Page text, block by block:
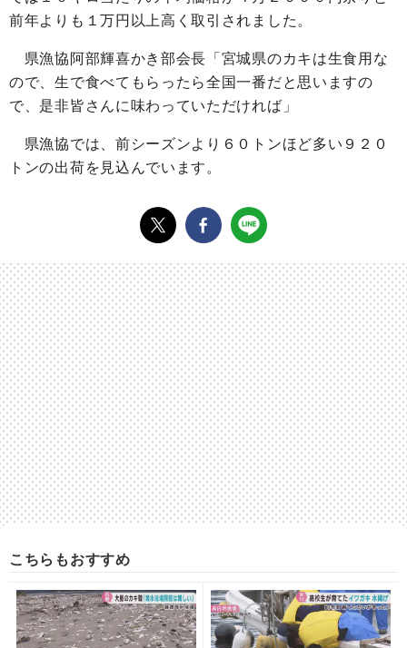
前年よりも１万円以上高く取引されました。
県漁協阿部輝喜かき部会長「宮城県のカキは生食用な
ので、生で食べてもらったら全国一番だと思いますの
で、是非皆さんに味わっていただければ」
県漁協では、前シーズンより６０トンほど多い９２０
トンの出荷を見込んでいます。
こちらもおすすめ